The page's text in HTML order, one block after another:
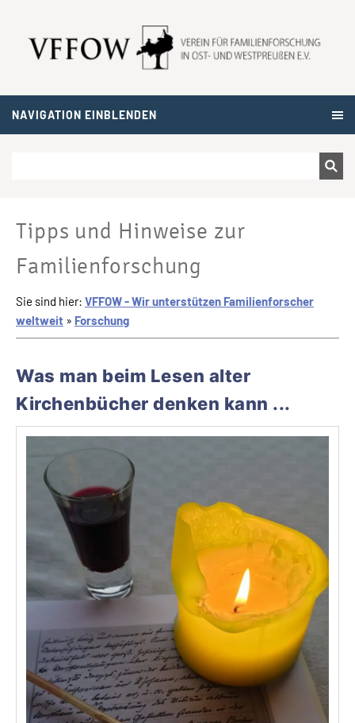
NAVIGATION EINBLENDEN
Tipps und Hinweise zur
Familienforschung
Sie sind hier: VFFOW - Wir unterstützen Familienforscher
weltweit » Forschung
Was man beim Lesen alter
Kirchenbücher denken kann ...